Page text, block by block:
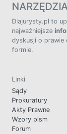
Dlajurysty.pl to
najważniejsze
dyskusji o prawie
formie.
Linki
Sądy
Prokuratury
Akty Prawne
Wzory pism
Forum